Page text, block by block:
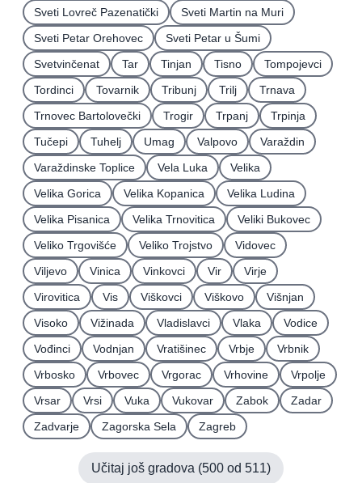
Sveti Lovreč Pazenatički
Sveti Martin na Muri
Sveti Petar Orehovec
Sveti Petar u Šumi
Svetvinčenat
Tar Tinjan Tisno
Tompojevci
Tordinci
Tovarnik Tribunj Trilj
Trnava
Trnovec Bartolovečki
Trogir Trpanj
Trpinja
Tučepi
Tuhelj Umag Valpovo
Varaždin
Varaždinske Toplice
Vela Luka
Velika
Velika Gorica
Velika Kopanica
Velika Ludina
Velika Pisanica
Velika Trnovitica
Veliki Bukovec
Veliko Trgovišće
Veliko Trojstvo
Vidovec
Viljevo
Vinica Vinkovci Vir
Virje
Virovitica
Vis Viškovci Viškovo
Višnjan
Visoko
Vižinada Vladislavci Vlaka
Vodice
Vođinci
Vodnjan Vratišinec Vrbje
Vrbnik
Vrbosko
Vrbovec Vrgorac Vrhovine
Vrpolje
Vrsar
Vrsi Vuka Vukovar Zabok
Zadar
Zadvarje
Zagorska Sela Zagreb
Učitaj još gradova (500 od 511)